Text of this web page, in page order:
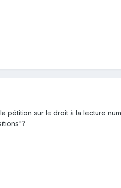
pétition sur le droit à la lecture